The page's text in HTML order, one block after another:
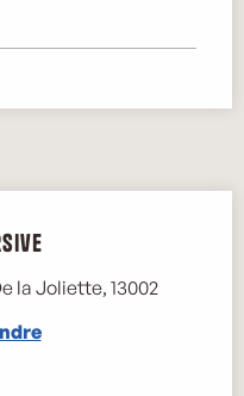
la Joliette, 13002